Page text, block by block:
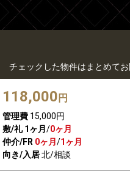
チェックした物件はまとめて
118,000 円
管理費15,000円
敷/礼 1ヶ月 /0ヶ月
仲介/FR 0ヶ月 /1ヶ月
向き/入居北/相談